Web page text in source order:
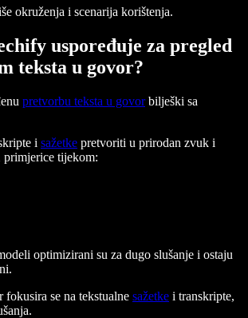
okruženja i scenarija korištenja.
uspoređuje za pregled
teksta u govor?
pretvorbu teksta u govorbilješki sa
i sažetke pretvoriti u prirodan zvuk i
primjerice tijekom:
optimizirani su za dugo slušanje i ostaju
se na tekstualne sažetke i transkripte,